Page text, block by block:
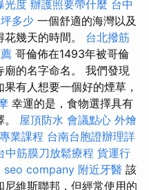
光度 辦護照要帶什麼 台中
多少 一個舒適的海灣以及
幾天的時間。 台北撥筋
哥倫佈在1493年被哥倫
的名字命名。 我們發現
有人想要一個好的煙草，
幸運的是，食物選擇具有
屋頂防水 會議點心 外燴
業課程 台南台胞證辦理詳
中筋膜刀放鬆療程 貨運行
seo company 附近牙醫 該
維斯聯邦，但經常使用的